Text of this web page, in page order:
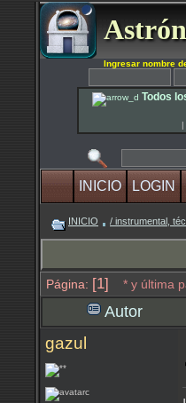
Ingresar nombre
Todos
|
INICIO LOGIN
INICIO / instrumental,
Página: [1] * y última
Autor
gazul